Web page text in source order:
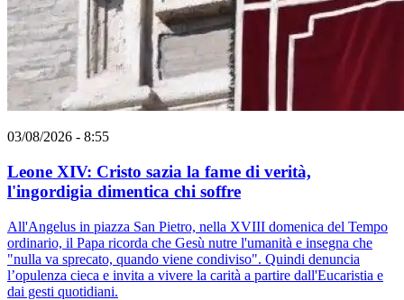
03/08/2026 - 8:55
Leone XIV: Cristo sazia la fame di verità,
l'ingordigia dimentica chi soffre
All'Angelus in piazza San Pietro, nella XVIII domenica del Tempo
ordinario, il Papa ricorda che Gesù nutre l'umanità e insegna che
"nulla va sprecato, quando viene condiviso". Quindi denuncia
l’opulenza cieca e invita a vivere la carità a partire dall'Eucaristia e
dai gesti quotidiani.